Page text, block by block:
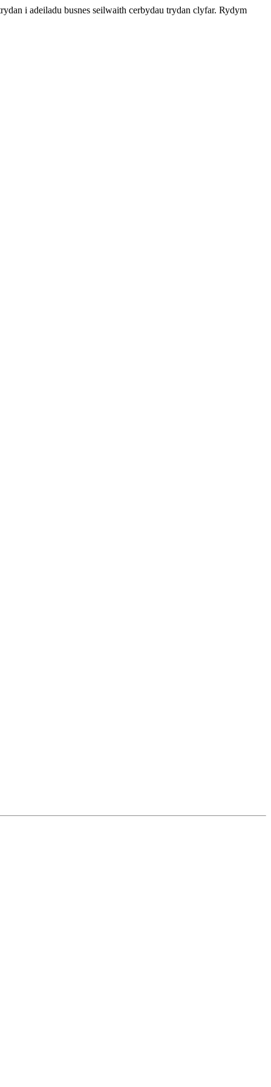
i adeiladu busnes seilwaith cerbydau trydan clyfar. Rydym